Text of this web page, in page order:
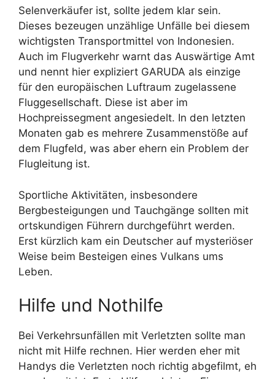
Selenverkäufer ist, sollte jedem klar sein.
Dieses bezeugen unzählige Unfälle bei diesem
wichtigsten Transportmittel von Indonesien.
Auch im Flugverkehr warnt das Auswärtige Amt
und nennt hier expliziert GARUDA als einzige
für den europäischen Luftraum zugelassene
Fluggesellschaft. Diese ist aber im
Hochpreissegment angesiedelt. In den letzten
Monaten gab es mehrere Zusammenstöße auf
dem Flugfeld, was aber ehern ein Problem der
Flugleitung ist.
Sportliche Aktivitäten, insbesondere
Bergbesteigungen und Tauchgänge sollten mit
ortskundigen Führern durchgeführt werden.
Erst kürzlich kam ein Deutscher auf mysteriöser
Weise beim Besteigen eines Vulkans ums
Leben.
Hilfe und Nothilfe
Bei Verkehrsunfällen mit Verletzten sollte man
nicht mit Hilfe rechnen. Hier werden eher mit
Handys die Verletzten noch richtig abgefilmt, eh